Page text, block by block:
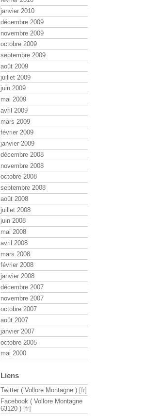
janvier 2010
décembre 2009
novembre 2009
octobre 2009
septembre 2009
août 2009
juillet 2009
juin 2009
mai 2009
avril 2009
mars 2009
février 2009
janvier 2009
décembre 2008
novembre 2008
octobre 2008
septembre 2008
août 2008
juillet 2008
juin 2008
mai 2008
avril 2008
mars 2008
février 2008
janvier 2008
décembre 2007
novembre 2007
octobre 2007
août 2007
janvier 2007
octobre 2005
mai 2000
Liens
Twitter ( Vollore Montagne )
Facebook ( Vollore Montagne
63120 )